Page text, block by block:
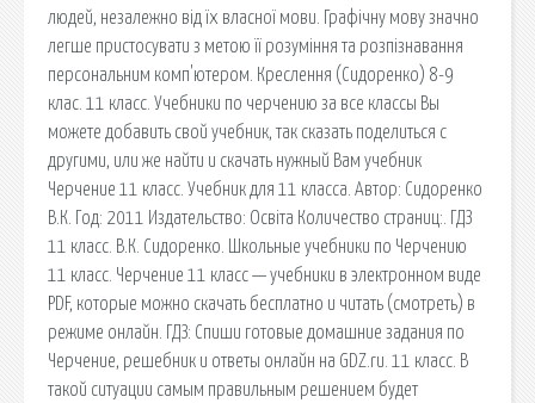
людей, незалежно від їх власної мови. Графічну мову значно
легше пристосувати з метою її розуміння та розпізнавання
персональним комп'ютером. Креслення (Сидоренко) 8-9
клас. 11 класс. Учебники по черчению за все классы Вы
можете добавить свой учебник, так сказать поделиться с
другими, или же найти и скачать нужный Вам учебник
Черчение 11 класс. Учебник для 11 класса. Автор: Сидоренко
В.К. Год: 2011 Издательство: Освіта Количество страниц:. ГДЗ
11 класс. В.К. Сидоренко. Школьные учебники по Черчению
11 класс. Черчение 11 класс — учебники в электронном виде
PDF, которые можно скачать бесплатно и читать (смотреть) в
режиме онлайн. ГДЗ: Спиши готовые домашние задания по
Черчение, решебник и ответы онлайн на GDZ.ru. 11 класс. В
такой ситуации самым правильным решением будет